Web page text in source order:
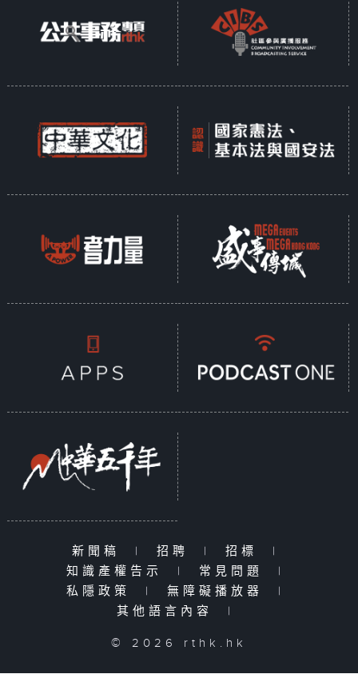
新聞稿 | 招聘 | 招標
|
知識產權告示
| 常見問題
|
私隱政策
| 無障礙播放器
|
其他語言內容
|
© 2026 rthk.hk